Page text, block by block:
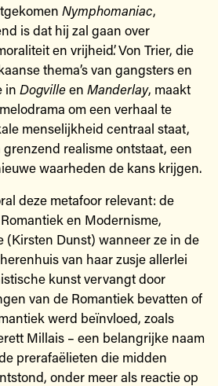
Nymphomaniac,
is dat hij zal gaan over
en vrijheid’. Von Trier, die
thema’s van gangsters en
in Dogvilleen Manderlay, maakt
om een verhaal te
menselijkheid centraal staat,
realisme ontstaat, een
waarheden de kans krijgen.
deze metafoor relevant: de
en Modernisme,
(Kirsten Dunst) wanneer ze in de
van haar zusje allerlei
kunst vervangt door
van de Romantiek bevatten of
werd beïnvloed, zoals
Millais – een belangrijke naam
prerafaëlieten die midden
onder meer als reactie op